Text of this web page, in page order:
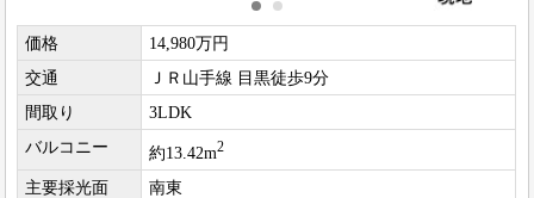
価格
14,980万円
交通
ＪＲ山手線 目黒徒歩9分
間取り
3LDK
バルコニー
約13.42m2
主要採光面
南東